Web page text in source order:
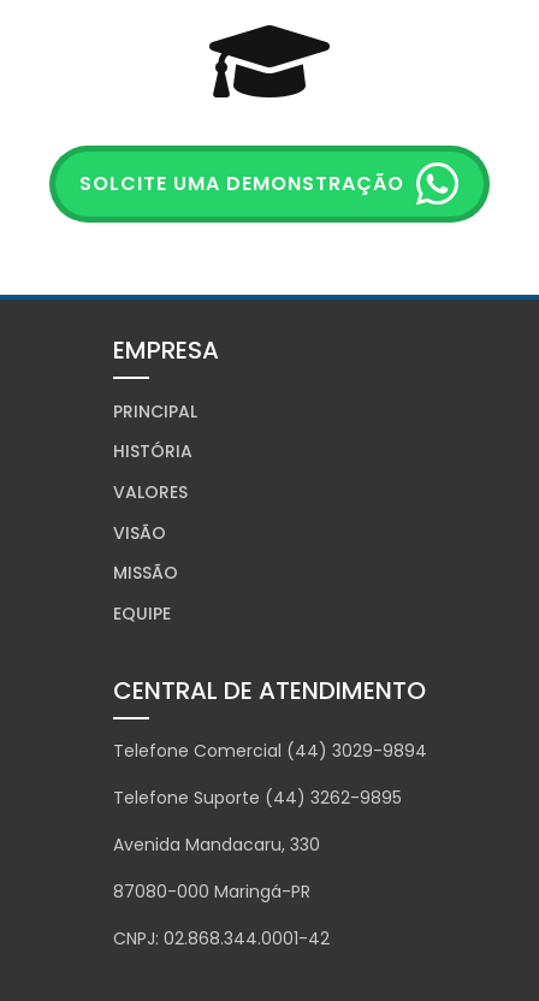
SOLCITE UMA DEMONSTRAÇÃO
EMPRESA
PRINCIPAL
HISTÓRIA
VALORES
VISÃO
MISSÃO
EQUIPE
CENTRAL DE ATENDIMENTO
Telefone Comercial (44) 3029-9894
Telefone Suporte (44) 3262-9895
Avenida Mandacaru, 330
87080-000 Maringá-PR
CNPJ: 02.868.344.0001-42